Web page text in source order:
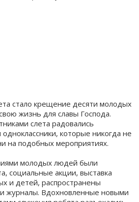
стало крещение десяти молодых
жизнь для славы Господа.
слета радовались
которые никогда не
на подобных мероприятиях.
молодых людей были
социальные акции, выставка
и детей, распространены
и журналы. Вдохновленные новыми